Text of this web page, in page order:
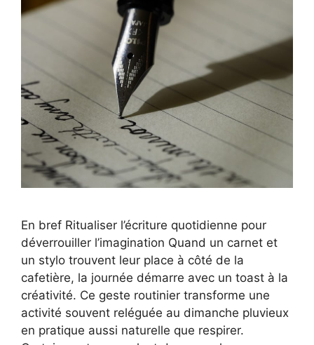
En bref Ritualiser l’écriture quotidienne pour
déverrouiller l’imagination Quand un carnet et
un stylo trouvent leur place à côté de la
cafetière, la journée démarre avec un toast à la
créativité. Ce geste routinier transforme une
activité souvent reléguée au dimanche pluvieux
en pratique aussi naturelle que respirer.